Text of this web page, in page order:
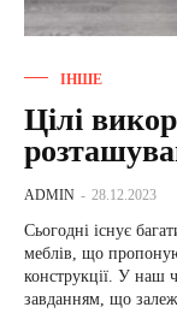
ІНШЕ
Цілі
ADMIN - 28.12.2023
Сьогодні існує
меблів, що
конструкції. У наш
завданням, що